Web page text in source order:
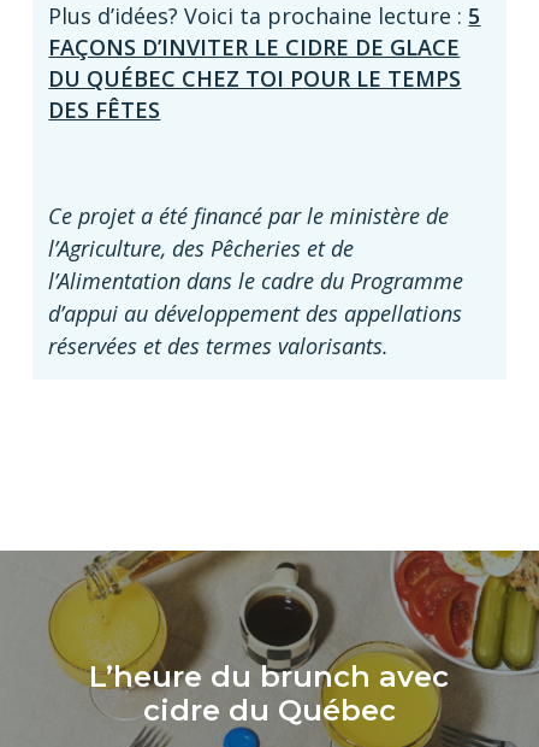
Plus d’idées? Voici ta prochaine lecture : 5
FAÇONS D’INVITER LE CIDRE DE GLACE
DU QUÉBEC CHEZ TOI POUR LE TEMPS
DES FÊTES
Ce projet a été financé par le ministère de
l’Agriculture, des Pêcheries et de
l’Alimentation dans le cadre du Programme
d’appui au développement des appellations
réservées et des termes valorisants.
L’heure du brunch avec
cidre du Québec